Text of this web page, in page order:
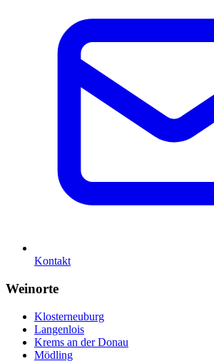
Kontakt
Weinorte
Klosterneuburg
Langenlois
Krems an der Donau
Mödling